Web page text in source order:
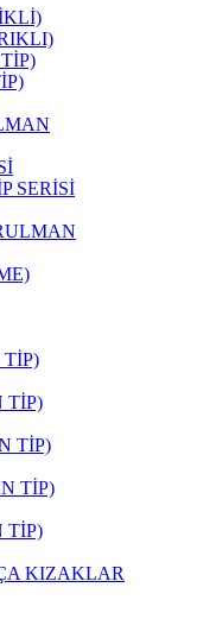
SERİSİ
TİP)
TİP)
TİP)
TİP)
TİP)
KIZAKLAR